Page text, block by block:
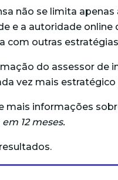
não se limita
e a autoridade
com outras
do assessor
vez mais
mais informações
12 meses.